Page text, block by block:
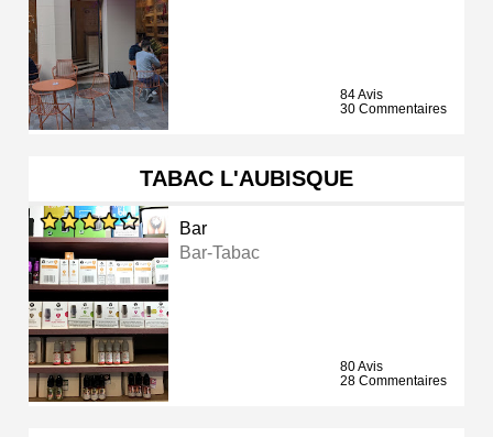
84 Avis
30 Commentaires
TABAC L'AUBISQUE
Bar
Bar-Tabac
80 Avis
28 Commentaires